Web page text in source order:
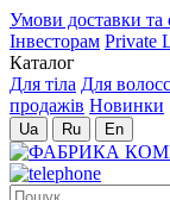
Умови доставки та
Інвесторам Private
Каталог
Для тіла Для
продажів Новинки
Ua Ru En